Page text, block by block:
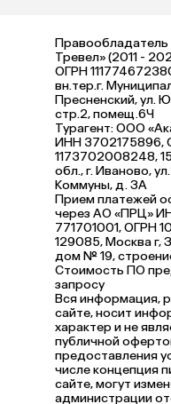
Тревел» (2011 -
ОГРН
вн.тер.г.
Пресненский, ул.
стр.2, помещ.6Ч
Турагент: ООО
ИНН 3702175896,
1173702008248,
обл., г. Иваново,
Коммуны, д. ЗА
Прием платежей
через АО «ПРЦ»
771701001, ОГРН
129085, Москва г,
дом № 19,
Стоимость ПО
запросу
Вся информация,
сайте, носит
характер и не
публичной
предоставления
числе концепция
сайте, могут
администрации